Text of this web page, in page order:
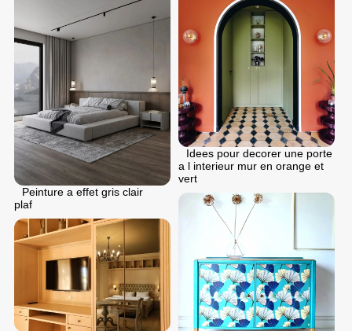
Peinture a effet gris clair
plaf
Idees pour decorer une porte
a l interieur mur en orange et
vert